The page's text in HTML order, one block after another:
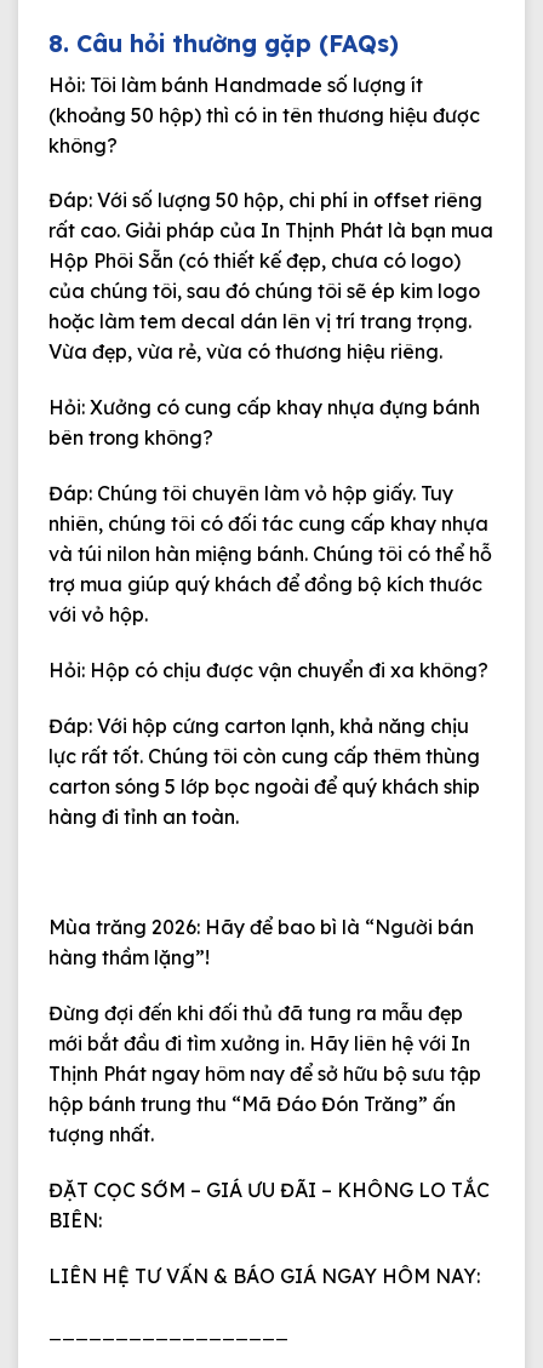
8. Câu hỏi thường gặp (FAQs)
Hỏi: Tôi làm bánh Handmade số lượng ít
(khoảng 50 hộp) thì có in tên thương hiệu được
không?
Đáp: Với số lượng 50 hộp, chi phí in offset riêng
rất cao. Giải pháp của In Thịnh Phát là bạn mua
Hộp Phôi Sẵn (có thiết kế đẹp, chưa có logo)
của chúng tôi, sau đó chúng tôi sẽ ép kim logo
hoặc làm tem decal dán lên vị trí trang trọng.
Vừa đẹp, vừa rẻ, vừa có thương hiệu riêng.
Hỏi: Xưởng có cung cấp khay nhựa đựng bánh
bên trong không?
Đáp: Chúng tôi chuyên làm vỏ hộp giấy. Tuy
nhiên, chúng tôi có đối tác cung cấp khay nhựa
và túi nilon hàn miệng bánh. Chúng tôi có thể hỗ
trợ mua giúp quý khách để đồng bộ kích thước
với vỏ hộp.
Hỏi: Hộp có chịu được vận chuyển đi xa không?
Đáp: Với hộp cứng carton lạnh, khả năng chịu
lực rất tốt. Chúng tôi còn cung cấp thêm thùng
carton sóng 5 lớp bọc ngoài để quý khách ship
hàng đi tỉnh an toàn.
Mùa trăng 2026: Hãy để bao bì là “Người bán
hàng thầm lặng”!
Đừng đợi đến khi đối thủ đã tung ra mẫu đẹp
mới bắt đầu đi tìm xưởng in. Hãy liên hệ với In
Thịnh Phát ngay hôm nay để sở hữu bộ sưu tập
hộp bánh trung thu “Mã Đáo Đón Trăng” ấn
tượng nhất.
ĐẶT CỌC SỚM – GIÁ ƯU ĐÃI – KHÔNG LO TẮC
BIÊN:
LIÊN HỆ TƯ VẤN & BÁO GIÁ NGAY HÔM NAY: